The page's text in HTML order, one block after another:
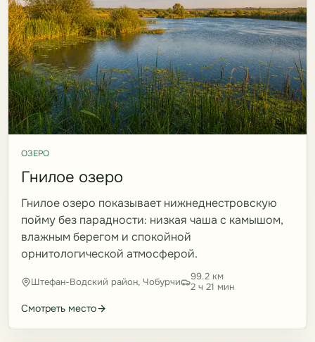
ОЗЕРО
Гнилое озеро
Гнилое озеро показывает нижнеднестровскую
пойму без парадности: низкая чаша с камышом,
влажным берегом и спокойной
орнитологической атмосферой.
Штефан-Водский район, Чобурчи
99.2 км
2 ч 21 мин
Смотреть место